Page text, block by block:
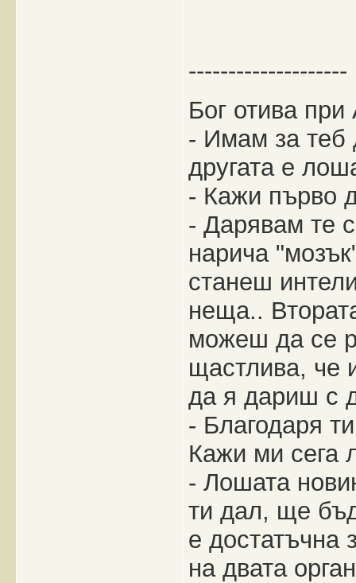
--------------------
Бог отива
- Имам за теб
другата е
- Кажи първо
- Дарявам те
нарича
станеш
неща..
можеш да се
щастлива, че
да я дариш с
- Благодаря
Кажи ми сега
- Лошата
ти дал, ще
е достатъчна
на двата